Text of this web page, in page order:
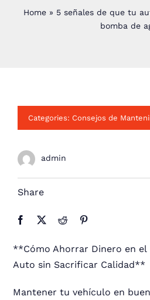
Home» 5 señales de que tu
bomba de
Categories: Consejos de
admin
Share
**Cómo Ahorrar Dinero en
Auto sin Sacrificar Calidad**
Mantener tu vehículo en